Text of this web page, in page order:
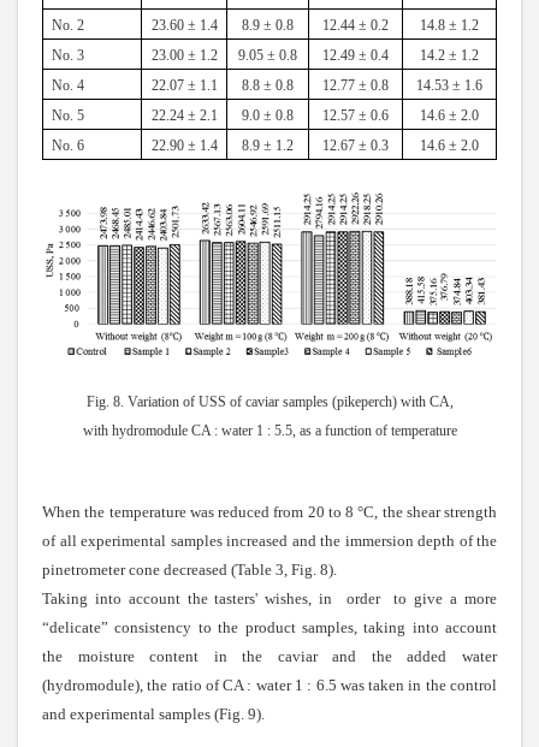
No. 2 23. 60 ± 1 4 8 9 ± 0 8 12 44 ± 0 2 14 8 ± 1 2
No. 3 23. 00 ± 1 2 9 05 ± 0 8 12 49 ± 0 4 14 2 ± 1 2
No. 4 22. 07 ± 1 1 8 8 ± 0 8 12 77 ± 0 8 14 53 ± 1 6
No. 5
22.24 ± 2.1 9.0 ± 0.8 12.57 ± 0.6
14.6 ± 2.0
No. 6
22.90 ± 1.4 8.9 ± 1.2 12.67 ± 0.3 14.6 ± 2.0
Fig. 8. Variation of USS of caviar samples (pikeperch) with CA,
with hydromodule CA : water 1 : 5.5, as a function of temperature
When the temperature was reduced from 20 to 8 °C, the shear strength
of all experimental samples increased and the immersion depth of the
pinetrometer cone decreased (Table 3, Fig. 8).
Taking into account the tasters' wishes, in order togive a more
“delicate” consistency to the product samples, taking into account
the moisture content in the caviar and the added water
(hydromodule), the ratio of CA : water 1 : 6.5 was taken in the control
and experimental samples (Fig. 9).